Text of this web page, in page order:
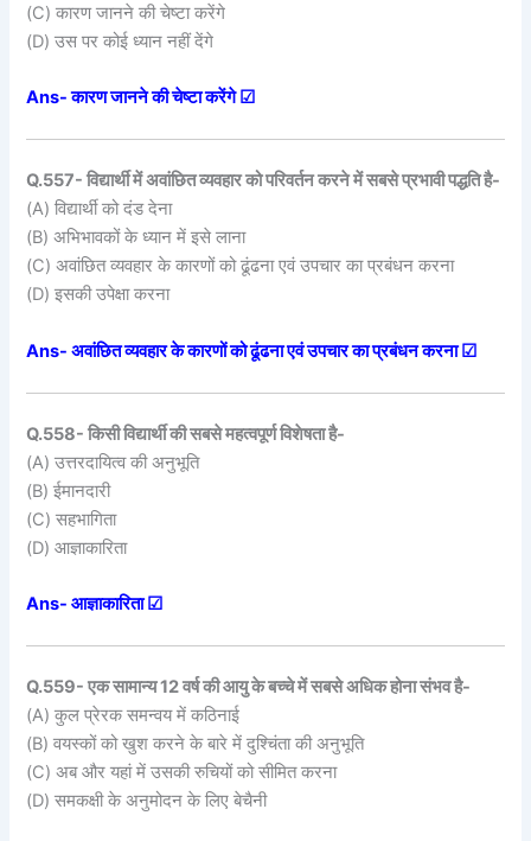
(C) कारण जानने की चेष्टा करेंगे
(D) उस पर कोई ध्यान नहीं देंगे
Ans- कारण जानने की चेष्टा करेंगे ☑
Q.557- विद्यार्थी में अवांछित व्यवहार को परिवर्तन करने में सबसे प्रभावी पद्धति है-
(A) विद्यार्थी को दंड देना
(B) अभिभावकों के ध्यान में इसे लाना
(C) अवांछित व्यवहार के कारणों को ढूंढना एवं उपचार का प्रबंधन करना
(D) इसकी उपेक्षा करना
Ans- अवांछित व्यवहार के कारणों को ढूंढना एवं उपचार का प्रबंधन करना ☑
Q.558- किसी विद्यार्थी की सबसे महत्वपूर्ण विशेषता है-
(A) उत्तरदायित्व की अनुभूति
(B) ईमानदारी
(C) सहभागिता
(D) आज्ञाकारिता
Ans- आज्ञाकारिता ☑
Q.559- एक सामान्य 12 वर्ष की आयु के बच्चे में सबसे अधिक होना संभव है-
(A) कुल प्रेरक समन्वय में कठिनाई
(B) वयस्कों को खुश करने के बारे में दुश्चिंता की अनुभूति
(C) अब और यहां में उसकी रुचियों को सीमित करना
(D) समकक्षी के अनुमोदन के लिए बेचैनी